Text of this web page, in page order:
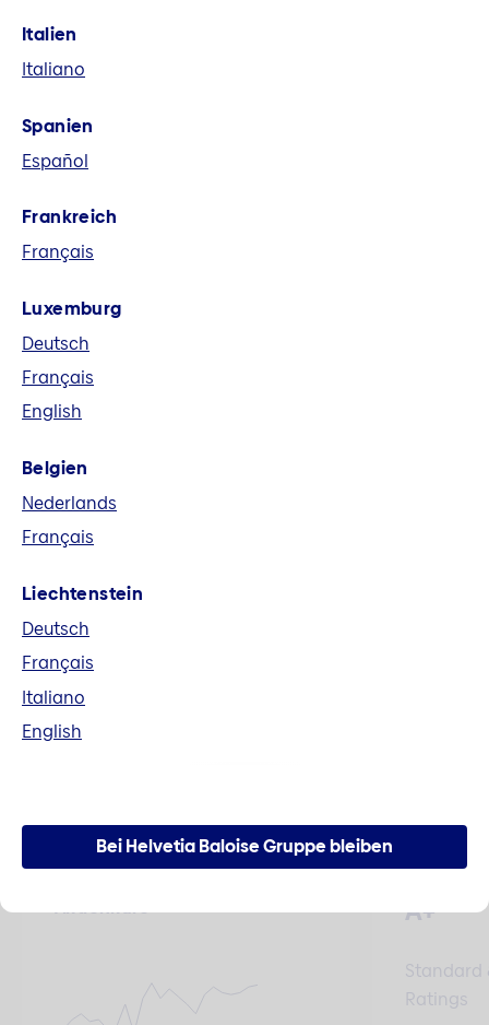
Märkten und global Versicherungs-,
Vorsorge- und Finanzlösungen an.
Fusion Helvetia und Baloise
Alle Unterlagen im Zusammenhang mit der
hier heruntergeladen werden.
Zahlen und Fakten
Aktienkurs A+
Standard
Ratings
Italien
Italiano
Spanien
Español
Frankreich
Français
Luxemburg
Deutsch
Français
English
Belgien
Nederlands
Français
Liechtenstein
Deutsch
Français
Italiano
English
Bei Helvetia Baloise Gruppe bleiben